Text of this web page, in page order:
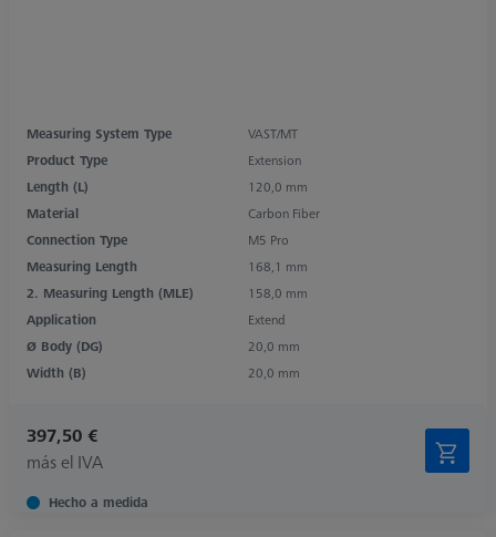
Measuring System Type
VAST/MT
Product Type
Extension
Length (L)
120,0 mm
Material
Carbon Fiber
Connection Type
M5 Pro
Measuring Length
168,1 mm
2. Measuring Length (MLE)
158,0 mm
Application
Extend
Ø Body (DG)
20,0 mm
Width (B)
20,0 mm
397,50 €
más el IVA
Hecho a medida